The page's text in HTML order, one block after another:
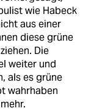
wie Habeck
aus einer
diese grüne
Die
weiter und
als es grüne
wahrhaben